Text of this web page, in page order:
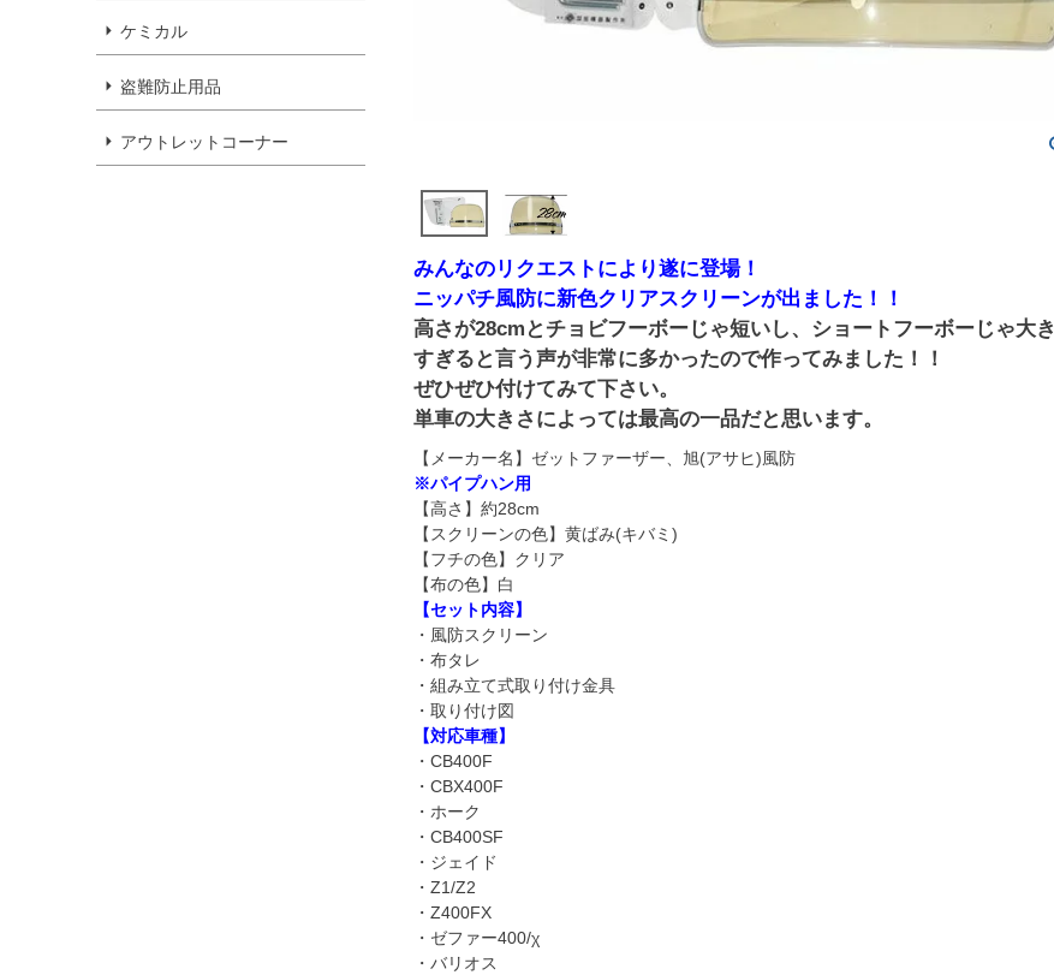
ケミカル
盗難防止用品
アウトレットコーナー
みんなのリクエストにより遂に登場！
ニッパチ風防に新色クリアスクリーンが出ました！！
高さが28cmとチョビフーボーじゃ短いし、ショートフーボーじゃ大き
すぎると言う声が非常に多かったので作ってみました！！
ぜひぜひ付けてみて下さい。
単車の大きさによっては最高の一品だと思います。
【メーカー名】ゼットファーザー、旭(アサヒ)風防
※パイプハン用
【高さ】約28cm
【スクリーンの色】黄ばみ(キバミ)
【フチの色】クリア
【布の色】白
【セット内容】
・風防スクリーン
・布タレ
・組み立て式取り付け金具
・取り付け図
【対応車種】
・CB400F
・CBX400F
・ホーク
・CB400SF
・ジェイド
・Z1/Z2
・Z400FX
・ゼファー400/χ
・バリオス